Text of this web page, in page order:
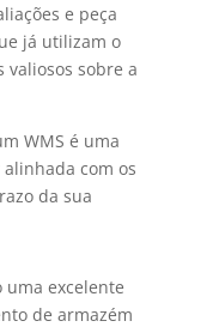
e peça
já utilizam o
valiosos sobre a
WMS é uma
com os
da sua
excelente
de armazém